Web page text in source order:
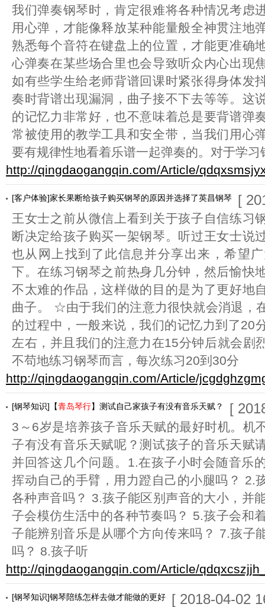
我们弹奏钢琴时，肯定很难将各种情况考虑
用心弹，才能像释放某种能量般全神贯注地
熟悉每个音符在键盘上的位置，才能更准确
心弹奏在某些场合里也会导致听众内心出现
如有些学生给老师背谱回课时紧张得身体发
奏时背谱出现漏洞，曲子接不下去等等。这
的记忆力非常好，也不意味着总是要背谱弹
常被使用的教学工具和安全带，当我们用心
要有规律性地看着乐谱一起弹奏的。对于学习
http://qingdaogangqin.com/Article/
[客户体验]家长果断给孩子购买钢琴的原因并选择了英昌钢琴 [
王女士之前从微信上看到关于孩子自信练习
断决定给孩子购买一架钢琴。听过王女士说
也从网上找到了此信息并分享出来，希望
下。在练习钢琴之前热身几分钟，然后愉快
不太难的作品，这样做的目的是为了更好地
曲子。 ☆由于我们的注意力很快就会消退，
的过程中，一般来说，我们的记忆力到了20
左右，并且我们的注意力在15分钟后就会剧
不苟地练习钢琴而言，每次练习20到30分
http://qingdaogangqin.com/Article/
[钢琴知识]【青岛琴行】测试自己家孩子有没有音乐天赋？ [
3～6岁是培养孩子音乐天赋的最好时机。机
子有没有音乐天赋呢？测试孩子的音乐天赋
并回答这几个问题。1.在孩子小时会随音乐
挥动自己的手臂，用力蹬自己的小腿吗？ 2.
各种声音吗？ 3.孩子能区别声音的大小，并
子会模仿生活中的各种节奏吗？ 5.孩子会和
子能辨别音乐是从哪个方向传来吗？ 7.孩子
吗？ 8.孩子听
http://qingdaogangqin.com/Article/
[钢琴知识]钢琴陪练怎样去做才能做的更好 [ 2018-04-02